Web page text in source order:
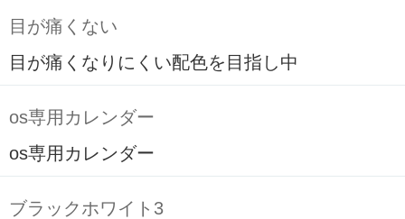
目が痛くない
目が痛くなりにくい配色を目指し中
os専用カレンダー
os専用カレンダー
ブラックホワイト3